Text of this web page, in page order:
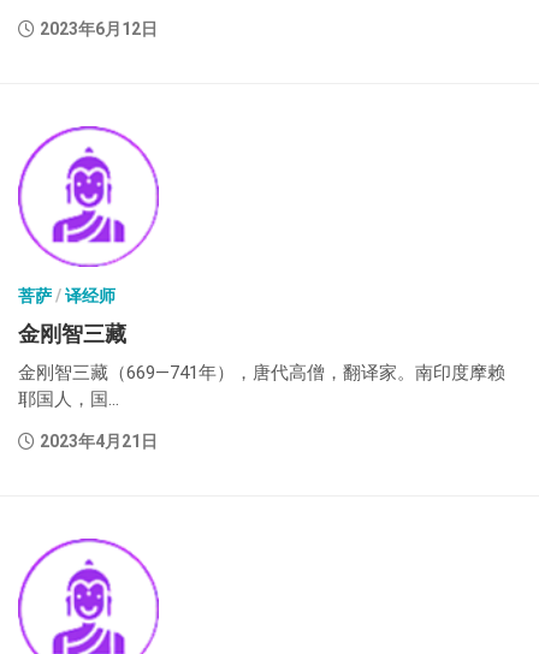
2023年6月12日
菩萨/译经师
金刚智三藏
金刚智三藏（669—741年），唐代高僧，翻译家。南印度摩赖
耶国人，国...
2023年4月21日